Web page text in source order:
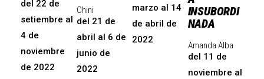
del 22 de
setiembre al
4 de
noviembre
de 2022
Chini
del 21 de
abril al 6 de
junio de
2022
marzo al 14
de abril de
2022
INSUBORDI
NADA
Amanda Alba
del 11 de
noviembre al